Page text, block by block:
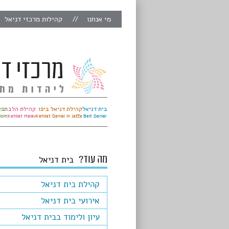
מי אנחנו קהילות מרכזי דניאל
בית דניאל
Beit Daniel
קהילת דניאל ביפו
Kehilat Daniel in Jaffa
קהילת הלב
Kehilat Halev
מה עוד? בית דניאל
קהילת בית דניאל
אירועי בית דניאל
עיון ולימוד בבית דניאל